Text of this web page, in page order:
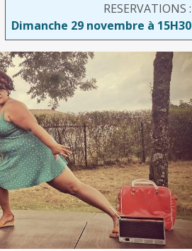
RESERVATIONS :
Dimanche 29 novembre à 15H30